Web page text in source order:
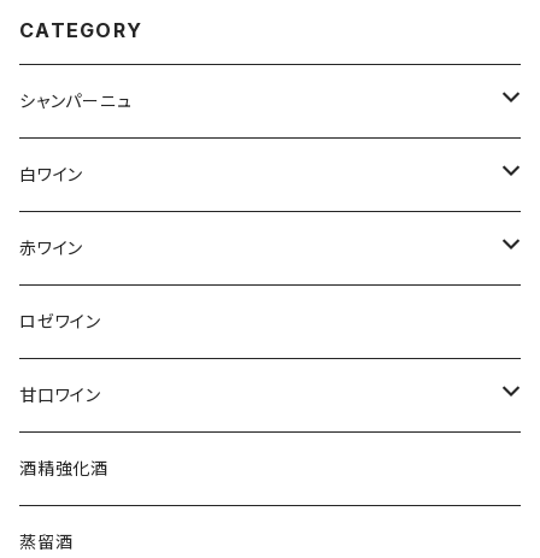
CATEGORY
シャンパーニュ
アンリ・ジロー
アンリ・ビリオ・フィス
エティエンヌ・ルフェーヴル
クリスチャン・ゴセ
クロード・カザル
ジェローム・ルフェーヴル
白ワイン
フランス
アルザス
ブルゴーニュ
ドイツ
オーストラリア
ニュージーランド
南アフリカ
赤ワイン
フランス
アルザス
シュッド・ウエスト
スロヴァキア
オーストラリア
ニュージーランド
ロゼワイン
甘口ワイン
フランス
ソーテルヌ
酒精強化酒
蒸留酒